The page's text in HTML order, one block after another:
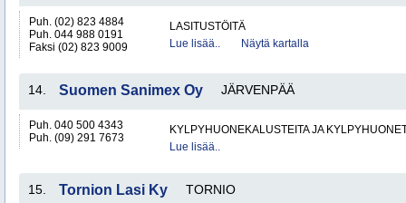
Puh. (02) 823 4884
Puh. 044 988 0191
Faksi (02) 823 9009
LASITUSTÖITÄ
Lue lisää..
Näytä kartalla
14. Suomen Sanimex Oy JÄRVENPÄÄ
Puh. 040 500 4343
Puh. (09) 291 7673
KYLPYHUONEKALUSTEITA JA
Lue lisää..
15. Tornion Lasi Ky TORNIO